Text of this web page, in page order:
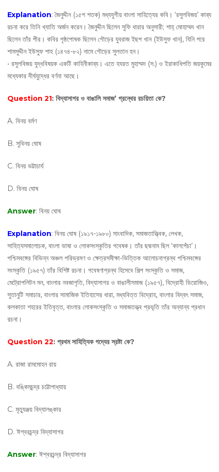
Explanation: জৈনুদ্দীন (১৫শ শতক) মধ্যযুগীয় বাংলা সাহিত্যের কবি। ‘রসুলবিজয়’ কাব্য
রচনা করে তিনি খ্যাতি অর্জন করেন। জৈনুদ্দীন ছিলেন সুফি ধারার অনুসারী; শাহ্ মোহাম্মদ খান
ছিলেন তাঁর পীর। কবির পৃষ্ঠপোষক ছিলেন গৌড়ের যুবরাজ ইছপ খান (ইউসুফ খান), যিনি পরে
শামসুদ্দীন ইউসুফ শাহ (১৪৭৪-৮২) নামে গৌড়ের সুলতান হন।
• রসুলবিজয় যুদ্ধবিষয়ক একটি কাহিনীকাব্য। এতে হযরত মুহাম্মদ (স.) ও ইরাকাধিপতি জয়কুমের
মধ্যেকার দীর্ঘযুদ্ধের বর্ণনা আছে।
Question 21: বিদ্যাসাগর ও বাঙালি সমাজ’ গ্রন্থের রচয়িতা কে?
A. বিনয় বর্মণ
B. সুবিনয় ঘোষ
C. বিনয় ভট্টাচার্য
D. বিনয় ঘোষ
Answer: বিনয় ঘোষ
Explanation: বিনয় ঘোষ (১৯১৭-১৯৮০) সাংবাদিক, সমাজতাত্ত্বিক, লেখক,
সাহিত্যসমালোচক, বাংলা ভাষা ও লোকসংস্কৃতির গবেষক। তাঁর ছদ্মনাম ছিল ‘কালপেঁচা’।
পশ্চিমবঙ্গের বিভিন্ন অঞ্চল পরিভ্রমণ ও ক্ষেত্রসমীক্ষা-ভিত্তিক আলোচনাগ্রন্থ পশ্চিমবঙ্গের
সংস্কৃতি (১৯৫৭) তাঁর বিশিষ্ট রচনা। গবেষণাগ্রন্থ হিসেবে শিল্প সংস্কৃতি ও সমাজ,
মেট্রোপলিটন মন, বাংলার নবজাগৃতি, বিদ্যাসাগর ও বাঙালীসমাজ (১৯৫৭), বিদ্রোহী ডিরোজিও,
সুতানুটি সমাচার, বাংলার সামাজিক ইতিহাসের ধারা, মধ্যবিত্ত বিদ্রোহ, বাংলার বিদ্বৎ সমাজ,
কলকাতা শহরের ইতিবৃত্ত, বাংলার লোকসংস্কৃতি ও সমাজতত্ত্ব প্রভৃতি তাঁর অন্যান্য প্রধান
রচনা।
Question 22: প্রথম সাহিত্যিক গদ্যের স্রষ্টা কে?
A. রাজা রামমোহন রায়
B. বঙ্কিমচন্দ্র চট্টোপাধ্যায়
C. মৃত্যুঞ্জয় বিদ্যালঙ্কার
D. ঈশ্বরচন্দ্র বিদ্যাসাগর
Answer: ঈশ্বরচন্দ্র বিদ্যাসাগর